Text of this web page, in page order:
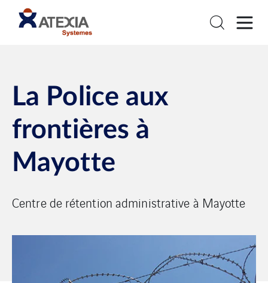
La Police aux
frontières à
Mayotte
Centre de rétention administrative à Mayotte